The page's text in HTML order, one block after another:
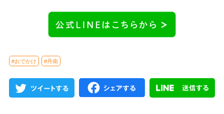
#おでかけ #丹南